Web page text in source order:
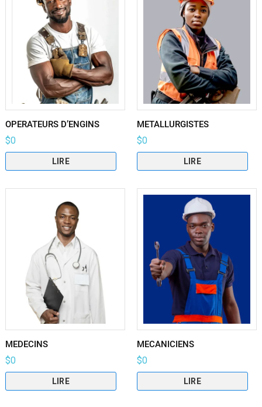
OPERATEURS D’ENGINS
$0
LIRE
METALLURGISTES
$0
LIRE
MEDECINS
$0
LIRE
MECANICIENS
$0
LIRE